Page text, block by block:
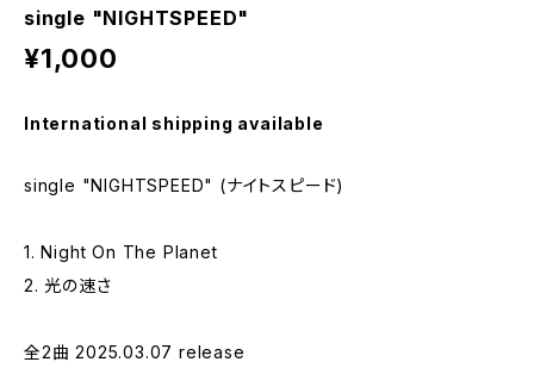
single "NIGHTSPEED"
¥1,000
International shipping available
single "NIGHTSPEED" (ナイトスピード)
1. Night On The Planet
2. 光の速さ
全2曲 2025.03.07 release